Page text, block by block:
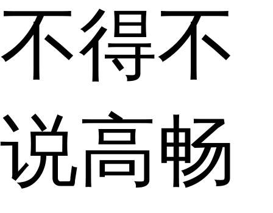
不得不
说高畅